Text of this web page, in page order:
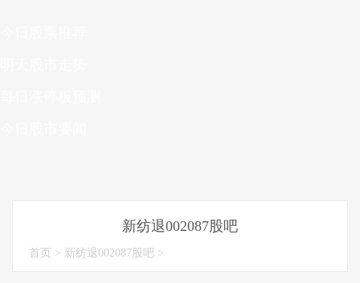
新纺退002087股吧
首页 > 新纺退002087股吧 >